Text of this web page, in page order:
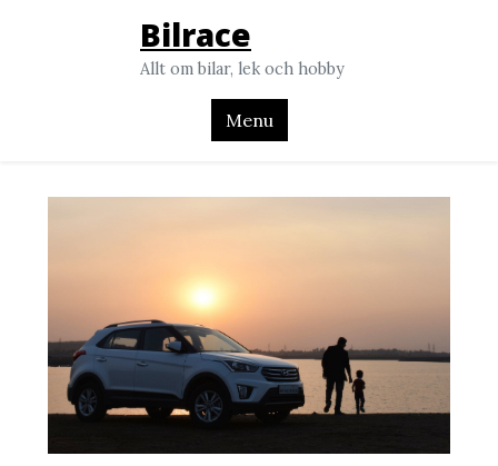
Bilrace
Allt om bilar, lek och hobby
Menu